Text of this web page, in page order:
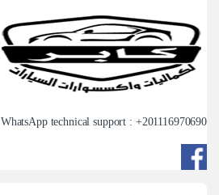
WhatsApp technical support : +201116970690